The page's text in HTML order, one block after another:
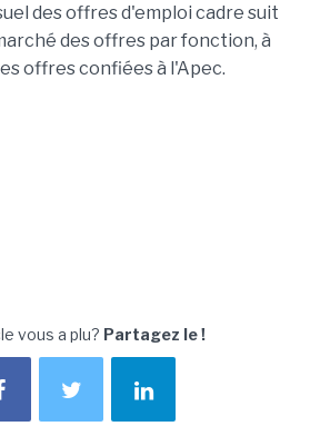
des offres d'emploi cadre suit
des offres par fonction, à
offres confiées à l'Apec.
vous a plu? Partagez le !